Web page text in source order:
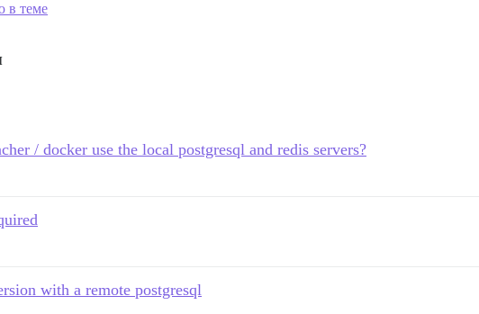
в теме
/ docker use the local postgresql and redis servers?
with a remote postgresql